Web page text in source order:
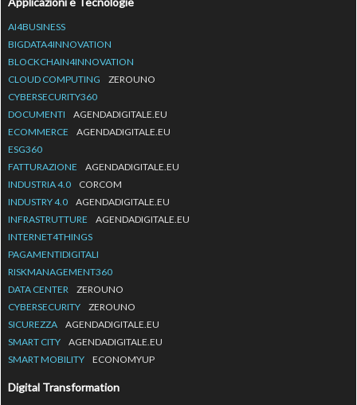
AI4BUSINESS
BIGDATA4INNOVATION
BLOCKCHAIN4INNOVATION
CLOUD COMPUTING
ZEROUNO
CYBERSECURITY360
DOCUMENTI
AGENDADIGITALE.EU
ECOMMERCE
AGENDADIGITALE.EU
ESG360
FATTURAZIONE
AGENDADIGITALE.EU
INDUSTRIA 4.0
CORCOM
INDUSTRY 4.0
AGENDADIGITALE.EU
INFRASTRUTTURE
AGENDADIGITALE.EU
INTERNET4THINGS
PAGAMENTIDIGITALI
RISKMANAGEMENT360
DATA CENTER
ZEROUNO
CYBERSECURITY
ZEROUNO
SICUREZZA
AGENDADIGITALE.EU
SMART CITY
AGENDADIGITALE.EU
SMART MOBILITY
ECONOMYUP
Digital Transformation